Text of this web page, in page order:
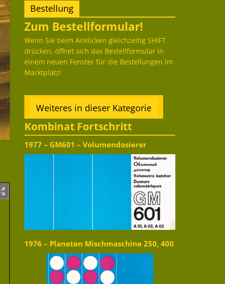
Bestellung
Zum Bestellformular!
Wenn Sie beim Anklicken gleichzeitig SHIFT
drücken, öffnet sich das Bestellformular in
einem neuen Fenster für die Bestellungen im
Marktplatz!
Weiteres in dieser Kategorie
Kombinat Fortschritt
1977 – GM601 – Volumendosierer
1976 – Planeten Mischmaschine 250, 400